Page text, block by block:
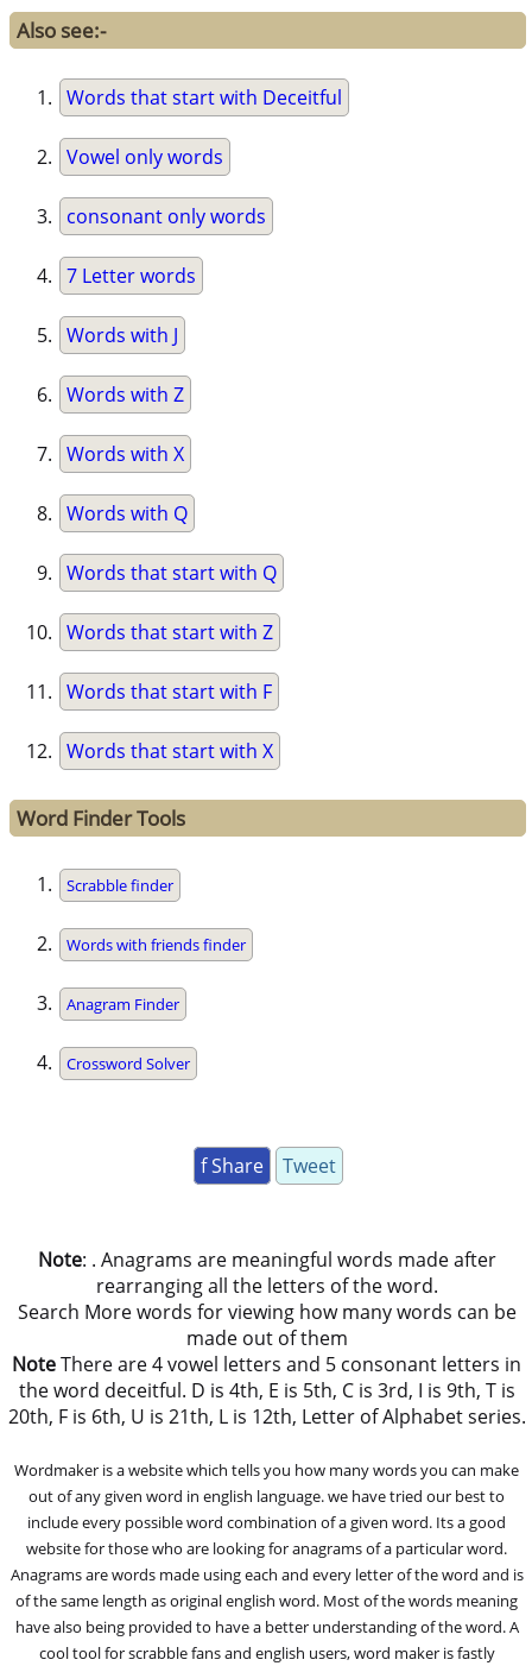
Also see:-
Words that start with Deceitful
Vowel only words
consonant only words
7 Letter words
Words with J
Words with Z
Words with X
Words with Q
Words that start with Q
Words that start with Z
Words that start with F
Words that start with X
Word Finder Tools
Scrabble finder
Words with friends finder
Anagram Finder
Crossword Solver
f Share Tweet
Note: . Anagrams are meaningful words made after
rearranging all the letters of the word.
Search More words for viewing how many words can be
made out of them
NoteThere are 4 vowel letters and 5 consonant letters in
the word deceitful. D is 4th, E is 5th, C is 3rd, I is 9th, T is
20th, F is 6th, U is 21th, L is 12th, Letter of Alphabet series.
Wordmaker is a website which tells you how many words you can make
out of any given word in english language. we have tried our best to
include every possible word combination of a given word. Its a good
website for those who are looking for anagrams of a particular word.
Anagrams are words made using each and every letter of the word and is
of the same length as original english word. Most of the words meaning
have also being provided to have a better understanding of the word. A
cool tool for scrabble fans and english users, word maker is fastly